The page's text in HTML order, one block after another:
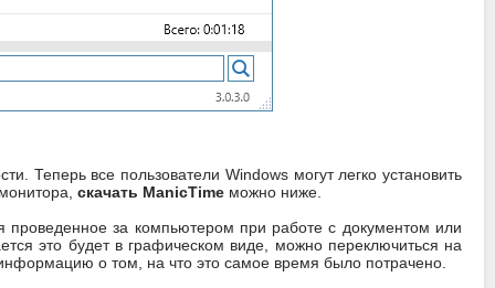
Теперь все пользователи Windows могут легко установить
скачать ManicTime можно ниже.
проведенное за компьютером при работе с документом или
это будет в графическом виде, можно переключиться на
о том, на что это самое время было потрачено.